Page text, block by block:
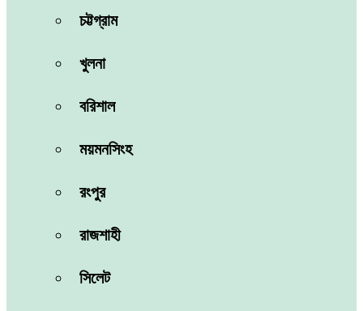
চট্টগ্রাম
খুলনা
বরিশাল
ময়মনসিংহ
রংপুর
রাজশাহী
সিলেট